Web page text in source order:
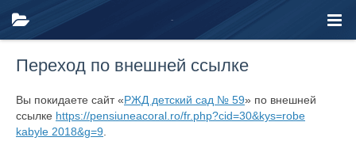
Переход по внешней ссылке
Вы покидаете сайт «РЖД детский сад № 59» по внешней
ссылке https://pensiuneacoral.ro/fr.php?cid=30&kys=robe
kabyle 2018&g=9